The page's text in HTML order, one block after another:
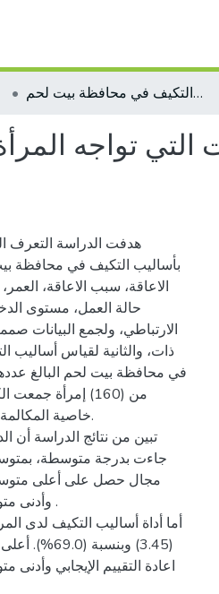
الصعوبات التي تواجه المرأة ذات الإعاقة وعلاقتها بأساليب التكيف في محافظة بيت لحم
التي تواجه
هدفت الدراسة التعرف
بأساليب التكيف في محافظة
الاعاقة، سبب الاعاقة،
حالة العمل، مستوى
الارتباطي، ولجمع البيانات
ذات، والثانية لقياس أساليب
تبين من نتائج الدراسة أن
أما أداة أساليب التكيف لدى